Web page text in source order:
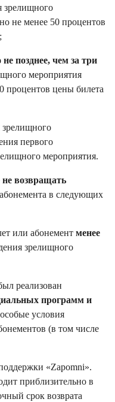
зрелищного
не менее 50 процентов
позднее, чем за три
мероприятия
процентов цены билета
зрелищного
первого
мероприятия.
не возвращать
в следующих
или абонемент менее
зрелищного
реализован
программ и
условия
(в том числе
«Zapomni».
приблизительно в
срок возврата